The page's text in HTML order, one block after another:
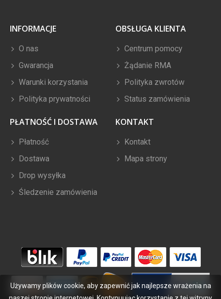
INFORMACJE
O nas
Gwarancja
Warunki korzystania
Polityka prywatności
OBSŁUGA KLIENTA
Centrum pomocy
Żądanie RMA
Polityka zwrotów
Status zamówienia
PŁATNOŚĆ I DOSTAWA
Płatność
Dostawa
Drop wysyłka
Śledzenie zamówienia
KONTAKT
Kontakt
Mapa strony
Używamy plików cookie, aby zapewnić jak najlepsze wrażenia na